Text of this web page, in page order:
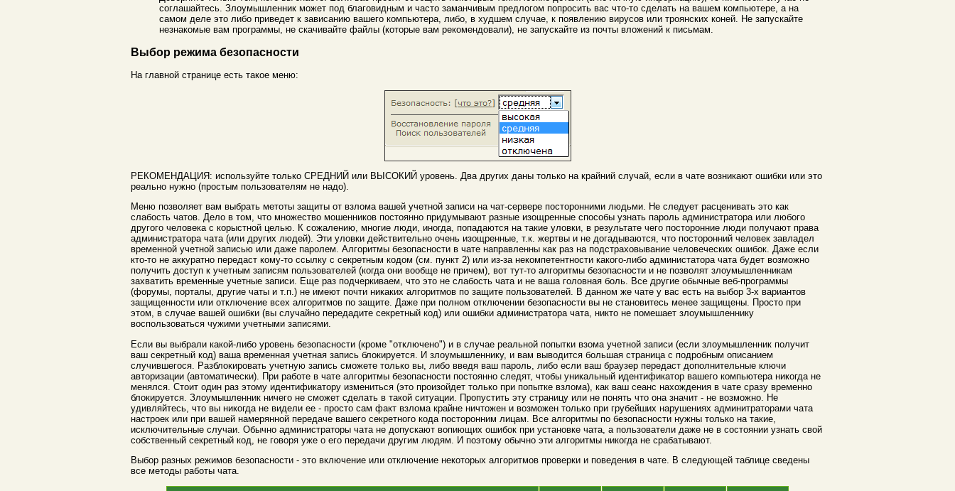
соглашайтесь. Злоумышленник может под благовидным и часто заманчивым предлогом попросить вас что-то сделать на вашем компьютере, а на
самом деле это либо приведет к зависанию вашего компьютера, либо, в худшем случае, к появлению вирусов или троянских коней. Не запускайте
незнакомые вам программы, не скачивайте файлы (которые вам рекомендовали), не запускайте из почты вложений к письмам.
Выбор режима безопасности
На главной странице есть такое меню:
РЕКОМЕНДАЦИЯ: используйте только СРЕДНИЙ или ВЫСОКИЙ уровень. Два других даны только на крайний случай, если в чате возникают ошибки или это
реально нужно (простым пользователям не надо).
Меню позволяет вам выбрать метоты защиты от взлома вашей учетной записи на чат-сервере посторонними людьми. Не следует расценивать это как
слабость чатов. Дело в том, что множество мошенников постоянно придумывают разные изощренные способы узнать пароль администратора или любого
другого человека с корыстной целью. К сожалению, многие люди, иногда, попадаются на такие уловки, в результате чего посторонние люди получают права
администратора чата (или других людей). Эти уловки действительно очень изощренные, т.к. жертвы и не догадываются, что посторонний человек завладел
временной учетной записью или даже паролем. Алгоритмы безопасности в чате направленны как раз на подстраховывание человеческих ошибок. Даже если
кто-то не аккуратно передаст кому-то ссылку с секретным кодом (см. пункт 2) или из-за некомпетентности какого-либо администатора чата будет возможно
получить доступ к учетным записям пользователей (когда они вообще не причем), вот тут-то алгоритмы безопасности и не позволят злоумышленникам
захватить временные учетные записи. Еще раз подчеркиваем, что это не слабость чата и не ваша головная боль. Все другие обычные веб-программы
(форумы, порталы, другие чаты и т.п.) не имеют почти никаких алгоритмов по защите пользователей. В данном же чате у вас есть на выбор 3-х вариантов
защищенности или отключение всех алгоритмов по защите. Даже при полном отключении безопасности вы не становитесь менее защищены. Просто при
этом, в случае вашей ошибки (вы случайно передадите секретный код) или ошибки администратора чата, никто не помешает злоумышленнику
воспользоваться чужими учетными записями.
Если вы выбрали какой-либо уровень безопасности (кроме "отключено") и в случае реальной попытки взома учетной записи (если злоумышленник получит
ваш секретный код) ваша временная учетная запись блокируется. И злоумышленнику, и вам выводится большая страница с подробным описанием
случившегося. Разблокировать учетную запись сможете только вы, либо введя ваш пароль, либо если ваш браузер передаст дополнительные ключи
авторизации (автоматически). При работе в чате алгоритмы безопасности постоянно следят, чтобы уникальный идентификатор вашего компьютера никогда не
менялся. Стоит один раз этому идентификатору измениться (это произойдет только при попытке взлома), как ваш сеанс нахождения в чате сразу временно
блокируется. Злоумышленник ничего не сможет сделать в такой ситуации. Пропустить эту страницу или не понять что она значит - не возможно. Не
удивляйтесь, что вы никогда не видели ее - просто сам факт взлома крайне ничтожен и возможен только при грубейших нарушениях админитраторами чата
настроек или при вашей намерянной передаче вашего секретного кода посторонним лицам. Все алгоритмы по безопасности нужны только на такие,
исключительные случаи. Обычно администраторы чата не допускают вопиющих ошибок при установке чата, а пользователи даже не в состоянии узнать свой
собственный секретный код, не говоря уже о его передачи другим людям. И поэтому обычно эти алгоритмы никогда не срабатывают.
Выбор разных режимов безопасности - это включение или отключение некоторых алгоритмов проверки и поведения в чате. В следующей таблице сведены
все методы работы чата.